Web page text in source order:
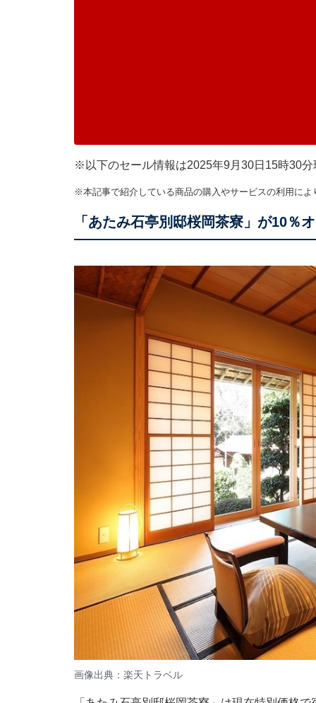
※以下のセール情報は2025年9月30日15時30
※本記事で紹介している商品の購入やサービスの利用に
「あたみ石亭別邸桜岡茶寮」が10％
画像出典：楽天トラベル